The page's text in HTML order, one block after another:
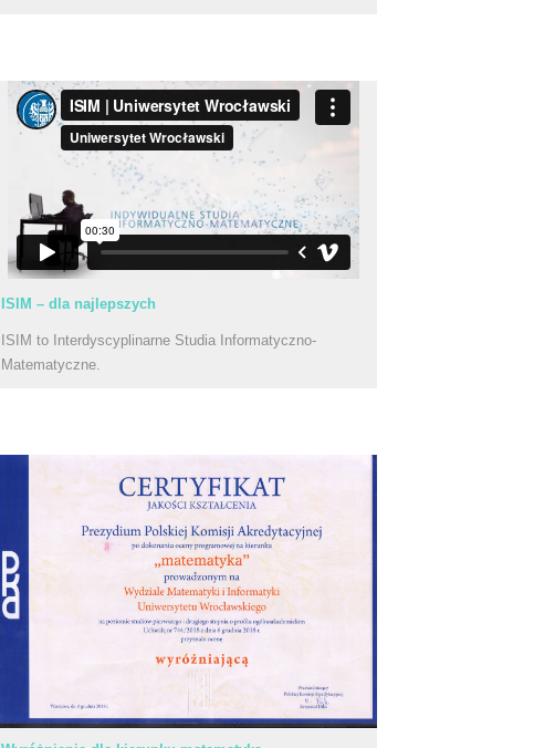
ISIM – dla najlepszych
ISIM to Interdyscyplinarne Studia Informatyczno-
Matematyczne.